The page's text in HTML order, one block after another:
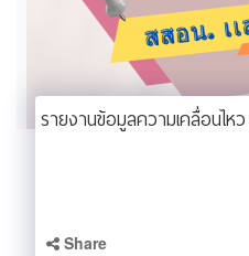
รายงานข้อมูลความเคลื่อนไห
Share